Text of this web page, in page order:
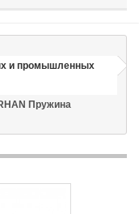
и промышленных
Пружина